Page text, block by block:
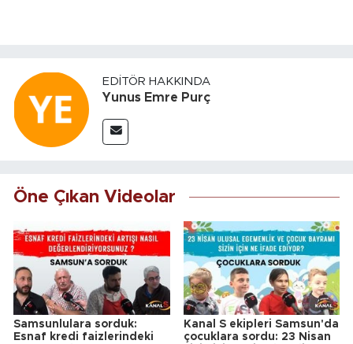
EDITÖR HAKKINDA
Yunus Emre Purç
Öne Çıkan Videolar
Samsunlulara sorduk:
Esnaf kredi faizlerindeki
Kanal S ekipleri Samsun'da
çocuklara sordu: 23 Nisan